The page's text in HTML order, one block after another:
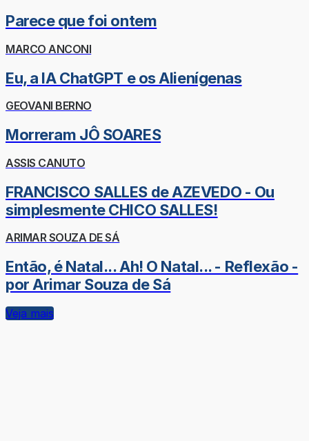
Parece que foi ontem
MARCO ANCONI
Eu, a IA ChatGPT e os Alienígenas
GEOVANI BERNO
Morreram JÔ SOARES
ASSIS CANUTO
FRANCISCO SALLES de AZEVEDO - Ou
simplesmente CHICO SALLES!
ARIMAR SOUZA DE SÁ
Então, é Natal... Ah! O Natal... - Reflexão -
por Arimar Souza de Sá
Veja mais